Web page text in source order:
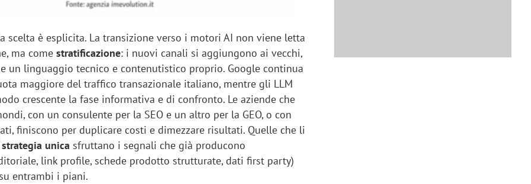
scelta è esplicita. La transizione verso i motori AI non viene letta
ma comestratificazione: i nuovi canali si aggiungono ai vecchi,
un linguaggio tecnico e contenutistico proprio. Google continua
maggiore del traffico transazionale italiano, mentre gli LLM
crescente la fase informativa e di confronto. Le aziende che
con un consulente per la SEO e un altro per la GEO, o con
finiscono per duplicare costi e dimezzare risultati. Quelle che li
strategia unica sfruttano i segnali che già producono
link profile, schede prodotto strutturate, dati first party)
entrambi i piani.